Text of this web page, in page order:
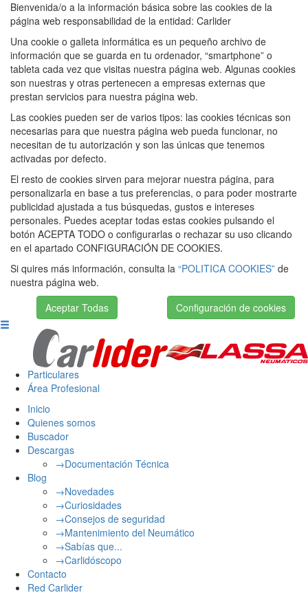
Bienvenida/o a la información básica sobre las cookies de la
página web responsabilidad de la entidad: Carlider
Una cookie o galleta informática es un pequeño archivo de
información que se guarda en tu ordenador, “smartphone” o
tableta cada vez que visitas nuestra página web. Algunas cookies
son nuestras y otras pertenecen a empresas externas que
prestan servicios para nuestra página web.
Las cookies pueden ser de varios tipos: las cookies técnicas son
necesarias para que nuestra página web pueda funcionar, no
necesitan de tu autorización y son las únicas que tenemos
activadas por defecto.
El resto de cookies sirven para mejorar nuestra página, para
personalizarla en base a tus preferencias, o para poder mostrarte
publicidad ajustada a tus búsquedas, gustos e intereses
personales. Puedes aceptar todas estas cookies pulsando el
botón ACEPTA TODO o configurarlas o rechazar su uso clicando
en el apartado CONFIGURACIÓN DE COOKIES.
Si quires más información, consulta la “POLITICA COOKIES” de
nuestra página web.
Aceptar Todas
Configuración de cookies
Particulares
Área Profesional
Inicio
Quienes somos
Buscador
Descargas
→Documentación Técnica
Blog
→Novedades
→Curiosidades
→Consejos de seguridad
→Mantenimiento del Neumático
→Sabías que...
→Carlidóscopo
Contacto
Red Carlider